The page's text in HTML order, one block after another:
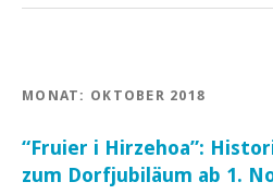
MONAT: OKTOBER 2018
“Fruier i Hirzehoa”:
zum Dorfjubiläum ab 1.